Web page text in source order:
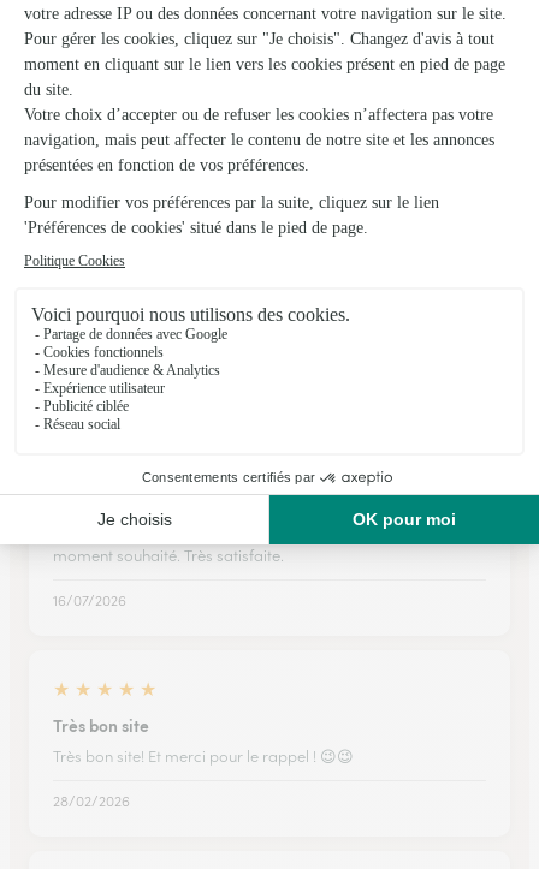
Ambiance Florale
Moissey
★★
Voir la boutique
Champagney
★ ★ ★ ★
Que ce soit pour l'envoi de bouquets ou la réception ...
l'interflora est toujours à la hauteur ! Les bouquets sont
exactement ceux commandés et la livraison est faite au
moment souhaité. Très satisfaite.
16/07/2026
★ ★ ★ ★ ★
Très bon site
Très bon site! Et merci pour le rappel ! 😉😉
28/02/2026